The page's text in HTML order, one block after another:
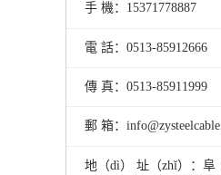
手 機：15371778887
電 話：0513-85912666
傳 真：0513-85911999
郵 箱：
地（dì） 址（zhǐ）：阜